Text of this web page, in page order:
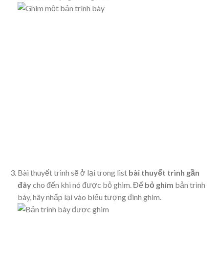
Bài thuyết trình sẽ ở lại trong list bài thuyết trình gần
đâycho đến khi nó được bỏ ghim. Để bỏ ghim bản trình
bày, hãy nhấp lại vào biểu tượng đinh ghim.